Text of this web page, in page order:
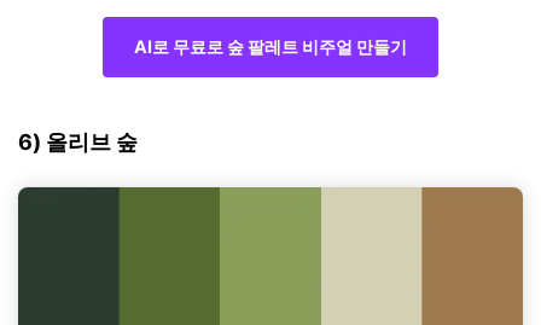
AI로 무료로 숲 팔레트 비주얼 만들기
6) 올리브 숲